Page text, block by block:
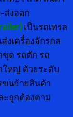
ส่งออก
เป็นรถเทรล
งเครื่องจักรกล
ขุด รถตัก รถ
หญ่ ด้วยระดับ
ขนย้ายสินค้า
ะถูกต้องตาม